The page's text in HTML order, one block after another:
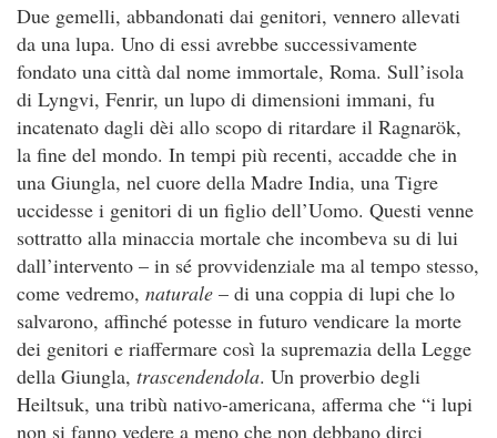
Due gemelli, abbandonati dai genitori, vennero allevati
da una lupa. Uno di essi avrebbe successivamente
fondato una città dal nome immortale, Roma. Sull’isola
di Lyngvi, Fenrir, un lupo di dimensioni immani, fu
incatenato dagli dèi allo scopo di ritardare il Ragnarök,
la fine del mondo. In tempi più recenti, accadde che in
una Giungla, nel cuore della Madre India, una Tigre
uccidesse i genitori di un figlio dell’Uomo. Questi venne
sottratto alla minaccia mortale che incombeva su di lui
dall’intervento – in sé provvidenziale ma al tempo stesso,
come vedremo, naturale – di una coppia di lupi che lo
salvarono, affinché potesse in futuro vendicare la morte
dei genitori e riaffermare così la supremazia della Legge
della Giungla, trascendendola. Un proverbio degli
Heiltsuk, una tribù nativo-americana, afferma che “i lupi
non si fanno vedere a meno che non debbano dirci